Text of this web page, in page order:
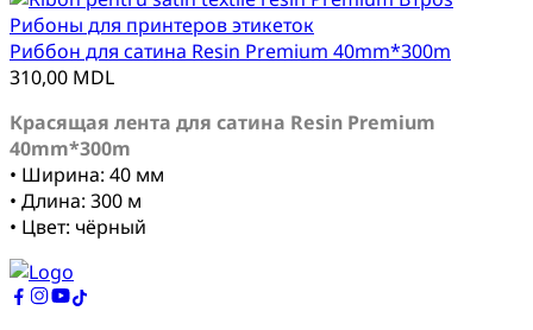
Рибоны для принтеров этикеток
Риббон для сатина Resin Premium 40mm*300m
310,00 MDL
Красящая лента для сатина Resin Premium
40mm*300m
• Ширина: 40 мм
• Длина: 300 м
• Цвет: чёрный